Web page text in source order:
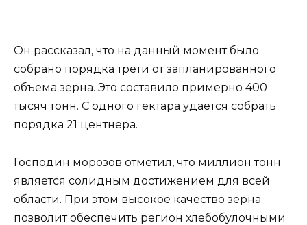
Он рассказал, что на данный момент было
собрано порядка трети от запланированного
объема зерна. Это составило примерно 400
тысяч тонн. С одного гектара удается собрать
порядка 21 центнера.
Господин морозов отметил, что миллион тонн
является солидным достижением для всей
области. При этом высокое качество зерна
позволит обеспечить регион хлебобулочными